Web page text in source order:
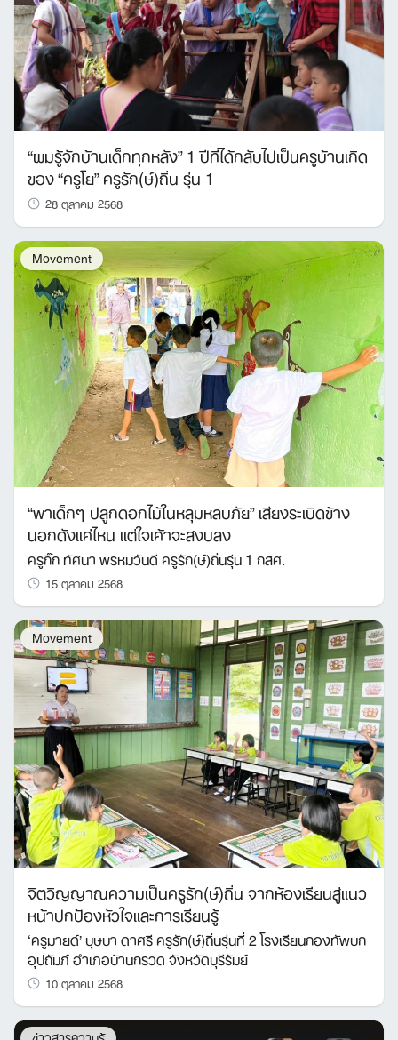
“ผมรู้จักบ้านเด็กทุกหลัง” 1 ปีที่ได้กลับไปเป็นครูบ้านเกิด
ของ “ครูโย” ครูรัก(ษ์)ถิ่น รุ่น 1
28 ตุลาคม 2568
Movement
“พาเด็กๆ ปลูกดอกไม้ในหลุมหลบภัย” เสียงระเบิดข้าง
นอกดังแค่ไหน แต่ใจเค้าจะสงบลง
ครูกิ๊ก ทัศนา พรหมวันดี ครูรัก(ษ์)ถิ่นรุ่น 1 กสศ.
15 ตุลาคม 2568
Movement
จิตวิญญาณความเป็นครูรัก(ษ์)ถิ่น จากห้องเรียนสู่แนว
หน้าปกป้องหัวใจและการเรียนรู้
‘ครูมายด์’ บุษบา ดาศรี ครูรัก(ษ์)ถิ่นรุ่นที่ 2 โรงเรียนกองทัพบก
อุปถัมภ์ อำเภอบ้านกรวด จังหวัดบุรีรัมย์
10 ตุลาคม 2568